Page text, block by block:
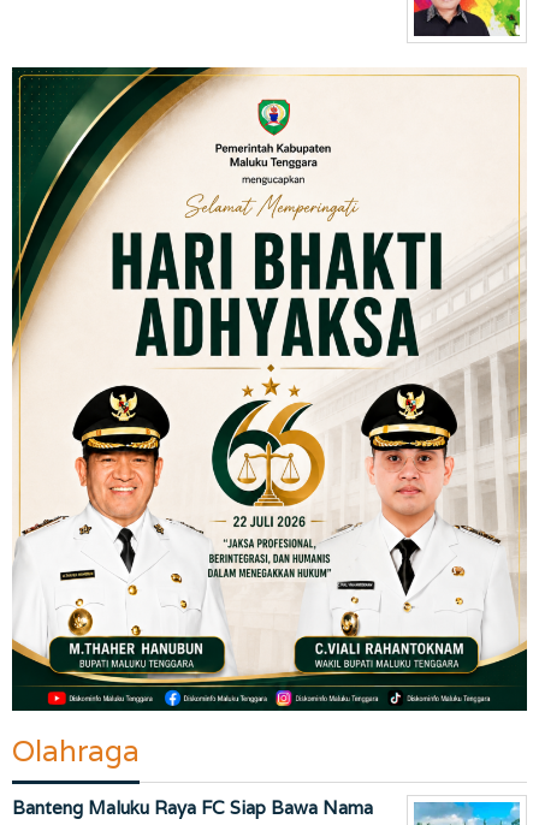
Olahraga
Banteng Maluku Raya FC Siap Bawa Nama